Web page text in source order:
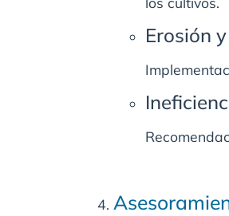
Erosión